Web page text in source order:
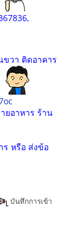
วา ติดอาคาร
ยอาหาร ร้าน
ร หรือ ส่งข้อ
บันทึกการเข้า